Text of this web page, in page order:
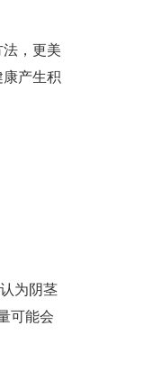
，更美
产生积
为阴茎
可能会